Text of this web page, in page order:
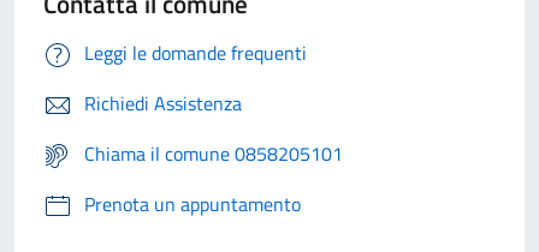
Leggi le domande frequenti
Richiedi Assistenza
Chiama il comune 0858205101
Prenota un appuntamento